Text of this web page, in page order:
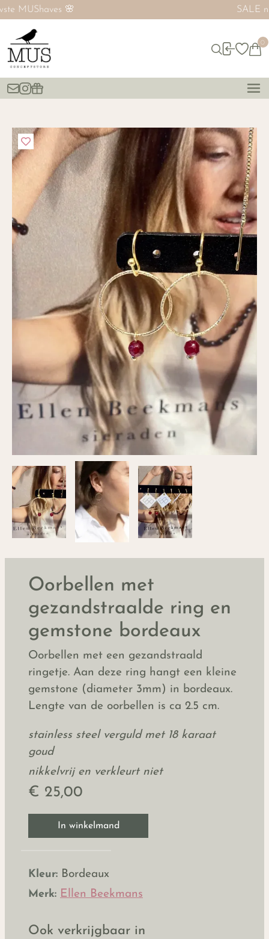
0
Oorbellen met
gezandstraalde ring en
gemstone bordeaux
Oorbellen met een gezandstraald
ringetje. Aan deze ring hangt een kleine
gemstone (diameter 3mm) in bordeaux.
Lengte van de oorbellen is ca 2.5 cm.
stainless steel verguld met 18 karaat
goud
nikkelvrij en verkleurt niet
€ 25,00
In winkelmand
Kleur: Bordeaux
Merk: Ellen Beekmans
Ook verkrijgbaar in